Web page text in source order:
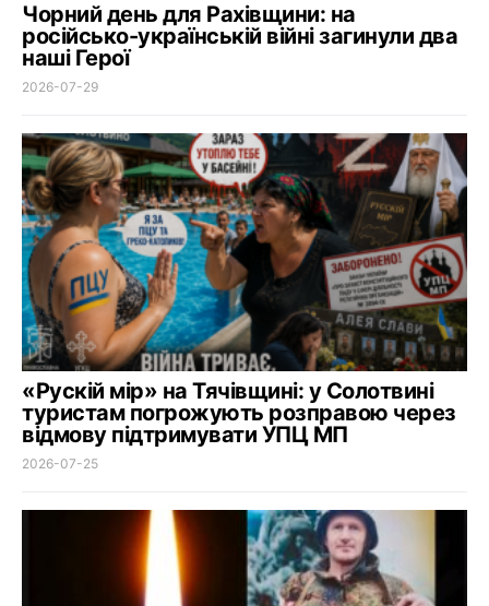
Чорний день для Рахівщини: на
російсько-українській війні загинули два
наші Герої
2026-07-29
«Рускій мір» на Тячівщині: у Солотвині
туристам погрожують розправою через
відмову підтримувати УПЦ МП
2026-07-25